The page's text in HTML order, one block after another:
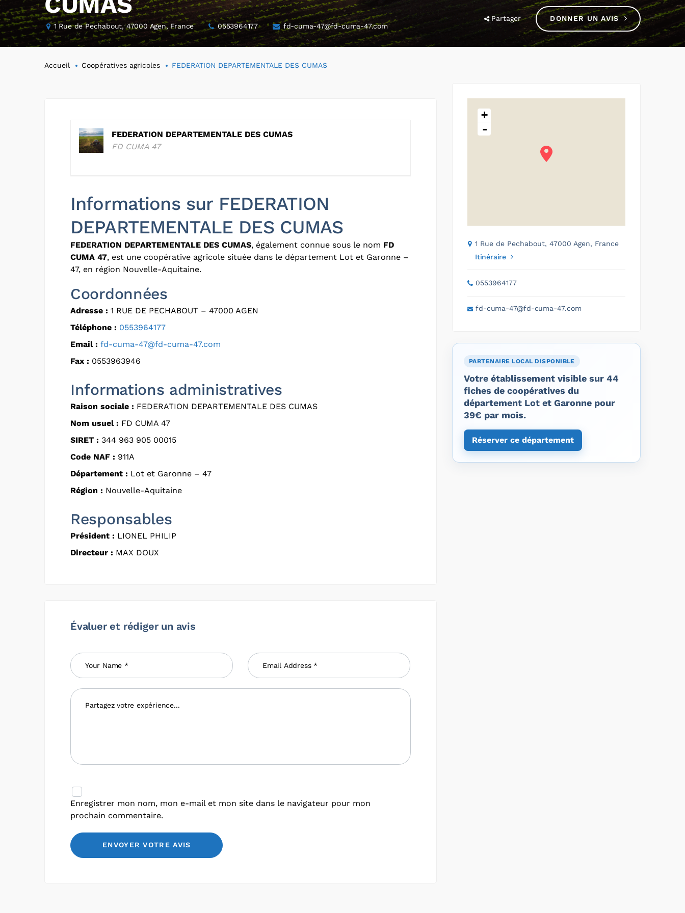
1 Rue de Pechabout, 47000 Agen, France 0553964177 fd-cuma-47@fd-cuma-47.com
Partager DONNER UN AVIS
Accueil Coopératives agricoles FEDERATION DEPARTEMENTALE DES CUMAS
FEDERATION DEPARTEMENTALE DES CUMAS
FD CUMA 47
Informations sur FEDERATION
DEPARTEMENTALE DES CUMAS
FEDERATION DEPARTEMENTALE DES CUMAS, également connue sous le nom FD
CUMA 47, est une coopérative agricole située dans le département Lot et Garonne –
47, en région Nouvelle-Aquitaine.
Coordonnées
Adresse : 1 RUE DE PECHABOUT – 47000 AGEN
Téléphone : 0553964177
Email : fd-cuma-47@fd-cuma-47.com
Fax : 0553963946
Informations administratives
Raison sociale : FEDERATION DEPARTEMENTALE DES CUMAS
Nom usuel : FD CUMA 47
SIRET : 344 963 905 00015
Code NAF : 911A
Département : Lot et Garonne – 47
Région : Nouvelle-Aquitaine
Responsables
Président : LIONEL PHILIP
Directeur : MAX DOUX
Évaluer et rédiger un avis
Enregistrer mon nom, mon e-mail et mon site dans le navigateur pour mon
prochain commentaire.
+
-
1 Rue de Pechabout, 47000 Agen, France
Itinéraire
0553964177
fd-cuma-47@fd-cuma-47.com
PARTENAIRE LOCAL DISPONIBLE
Votre établissement visible sur 44
fiches de coopératives du
département Lot et Garonne pour
39€ par mois.
Réserver ce département